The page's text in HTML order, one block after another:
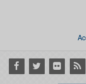
Facebook
Twitter Flickr RSS